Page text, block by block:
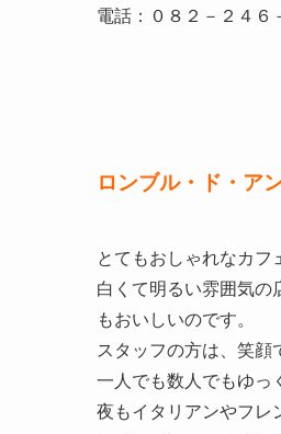
電話：０８２－２４６
ロンブル・ド・ア
とてもおしゃれなカフ
白くて明るい雰囲気の
もおいしいのです。
スタッフの方は、笑顔
一人でも数人でもゆっ
夜もイタリアンやフレ